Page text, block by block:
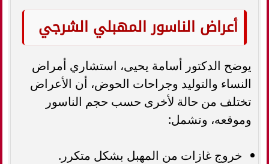
أعراض الناسور المهبلي الشرجي
يوضح الدكتور أسامة يحيى، استشاري أمراض
النساء والتوليد وجراحات الحوض، أن الأعراض
تختلف من حالة لأخرى حسب حجم الناسور
وموقعه، وتشمل:
خروج غازات من المهبل بشكل متكرر.